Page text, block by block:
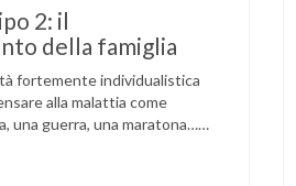
2: il
della famiglia
fortemente individualistica
alla malattia come
una guerra, una maratona…